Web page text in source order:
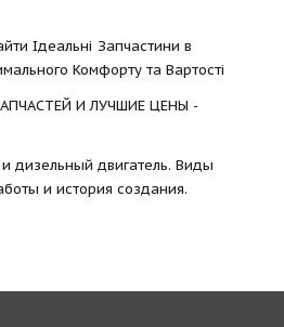
Ідеальні Запчастини в
Комфорту та Вартості
И ЛУЧШИЕ ЦЕНЫ -
дизельный двигатель. Виды
и история создания.